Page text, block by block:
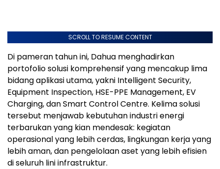
SCROLL TO RESUME CONTENT
Di pameran tahun ini, Dahua menghadirkan
portofolio solusi komprehensif yang mencakup lima
bidang aplikasi utama, yakni Intelligent Security,
Equipment Inspection, HSE-PPE Management, EV
Charging, dan Smart Control Centre. Kelima solusi
tersebut menjawab kebutuhan industri energi
terbarukan yang kian mendesak: kegiatan
operasional yang lebih cerdas, lingkungan kerja yang
lebih aman, dan pengelolaan aset yang lebih efisien
di seluruh lini infrastruktur.